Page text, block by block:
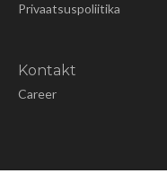
Privaatsuspoliitika
Kontakt
Career